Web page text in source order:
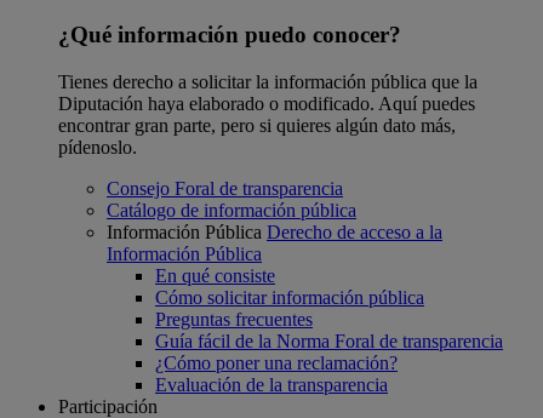
¿Qué información puedo conocer?
Tienes derecho a solicitar la información pública que la
Diputación haya elaborado o modificado. Aquí puedes
encontrar gran parte, pero si quieres algún dato más,
pídenoslo.
Consejo Foral de transparencia
Catálogo de información pública
Información Pública Derecho de acceso a la
Información Pública
En qué consiste
Cómo solicitar información pública
Preguntas frecuentes
Guía fácil de la Norma Foral de transparencia
¿Cómo poner una reclamación?
Evaluación de la transparencia
Participación